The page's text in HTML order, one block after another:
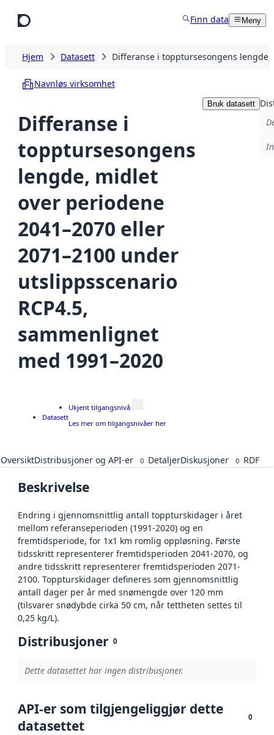
Finn data Meny
Hjem Datasett Differanse i topptursesongens lengde,
Navnløs virksomhet
Differanse i
topptursesongens
lengde, midlet
over periodene
2041–2070 eller
2071–2100 under
utslippsscenario
RCP4.5,
sammenlignet
med 1991–2020
Bruk datasett
Datasett
Ukjent tilgangsnivå
Les mer om tilgangsnivåer her
OversiktDistribusjoner og API-er 0 DetaljerDiskusjoner 0 RDF
Beskrivelse
Endring i gjennomsnittlig antall toppturskidager i året
mellom referanseperioden (1991-2020) og en
fremtidsperiode, for 1x1 km romlig oppløsning. Første
tidsskritt representerer fremtidsperioden 2041-2070, og
andre tidsskritt representerer fremtidsperioden 2071-
2100. Toppturskidager defineres som gjennomsnittlig
antall dager per år med snømengde over 120 mm
(tilsvarer snødybde cirka 50 cm, når tettheten settes til
0,25 kg/L).
Distribusjoner 0
Dette datasettet har ingen distribusjoner.
API-er som tilgjengeliggjør dette
datasettet
0